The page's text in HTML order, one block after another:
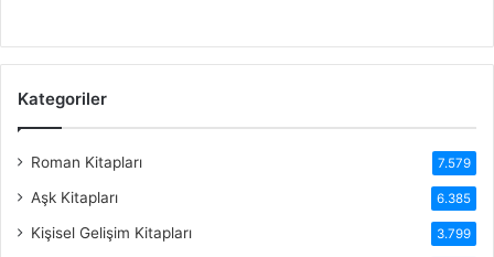
Kategoriler
Roman Kitapları 7.579
Aşk Kitapları 6.385
Kişisel Gelişim Kitapları 3.799